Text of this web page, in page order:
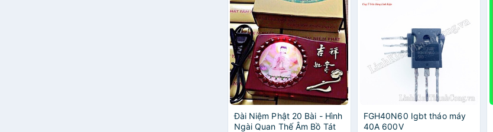
Đài Niệm Phật 20 Bài - Hình
Ngài Quan Thế Âm Bồ Tát
FGH40N60 Igbt tháo máy
40A 600V